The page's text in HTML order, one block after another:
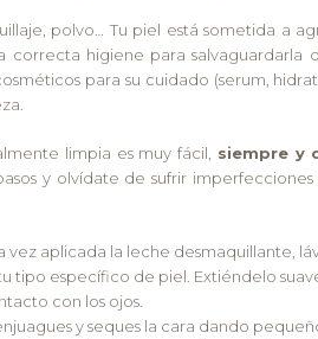
polvo… Tu piel está sometida a
correcta higiene para salvaguardarla
para su cuidado (serum,
limpia es muy fácil, siempre y
y olvídate de sufrir
vez aplicada la leche desmaquillante,
tipo específico de piel. Extiéndelo
con los ojos.
y seques la cara dando